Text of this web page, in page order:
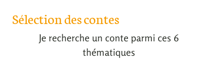
Sélection des contes
Je recherche un conte parmi ces 6
thématiques